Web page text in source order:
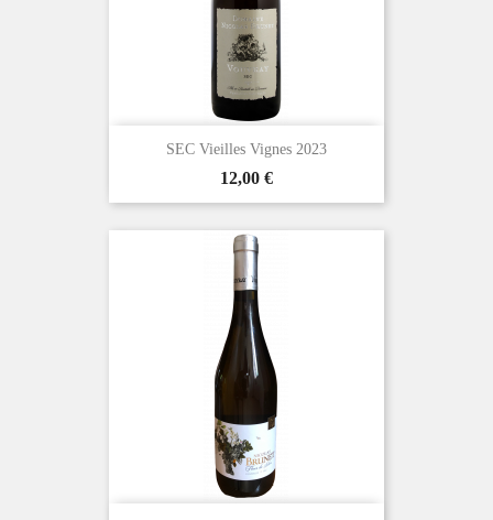
SEC Vieilles Vignes 2023
Prix
12,00 €